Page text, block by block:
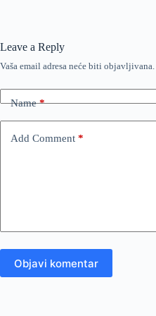
Leave a Reply
Vaša email adresa neće biti objavljivana.
Name*
Add Comment *
Objavi komentar